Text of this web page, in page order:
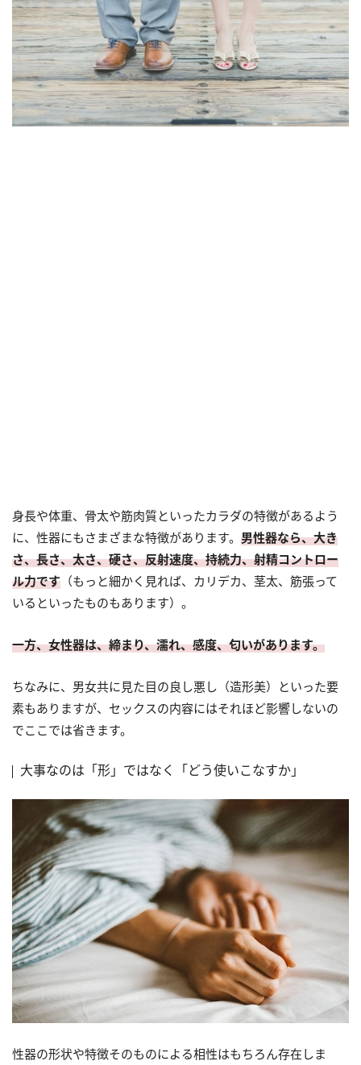
身長や体重、骨太や筋肉質といったカラダの特徴があるよう
に、性器にもさまざまな特徴があります。 男性器なら、大き
さ、長さ、太さ、硬さ、反射速度、持続力、射精コントロー
ル力です （もっと細かく見れば、カリデカ、茎太、筋張って
いるといったものもあります）。
一方、女性器は、締まり、濡れ、感度、匂いがあります。
ちなみに、男女共に見た目の良し悪し（造形美）といった要
素もありますが、セックスの内容にはそれほど影響しないの
でここでは省きます。
大事なのは「形」ではなく「どう使いこなすか」
性器の形状や特徴そのものによる相性はもちろん存在しま